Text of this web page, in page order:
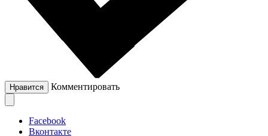
Нравится Комментировать
Facebook
Вконтакте